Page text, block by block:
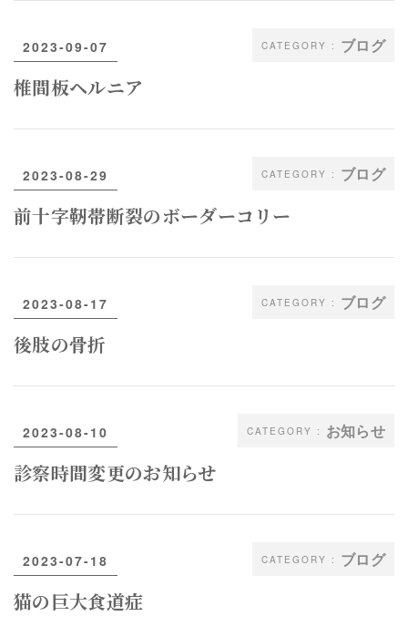
ブログ
2023-09-07
椎間板ヘルニア
ブログ
2023-08-29
前十字靭帯断裂のボーダーコリー
ブログ
2023-08-17
後肢の骨折
お知らせ
2023-08-10
診察時間変更のお知らせ
ブログ
2023-07-18
猫の巨大食道症